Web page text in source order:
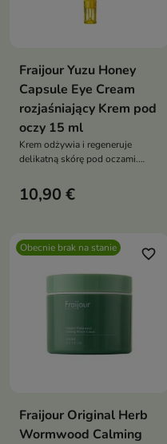
Fraijour Yuzu Honey
Capsule Eye Cream
rozjaśniający Krem pod
oczy 15 ml
Krem odżywia i regeneruje
delikatną skórę pod oczami.
opuchnięcia, zapewniając
promienne i świeże spojrzenie.
miękką i nawilżoną
10,90 €
Obecnie brak na stanie favorite_border
Fraijour Original Herb
Wormwood Calming